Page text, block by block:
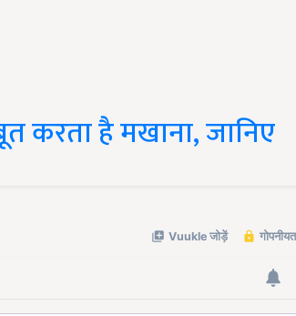
करता है मखाना, जानिए